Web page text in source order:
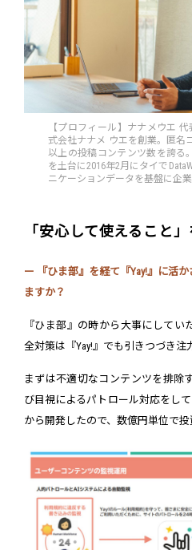
【プロフィール】ナナメウエ
式会社ナナメ ウエを創業。匿名
以上の投稿コンテンツ数を誇る
を土台に2016年2月にタイで
ニケーションデータを基盤に企
「安心して使えること
ー 『ひま部』を経て『Yay!』に活
ますか？
『ひま部』の時から大事にして
全対策は『Yay!』でも引きつづき注
まずは不適切なコンテンツを排除
び目視によるパトロール対応をし
から開発したので、数億円単位で投